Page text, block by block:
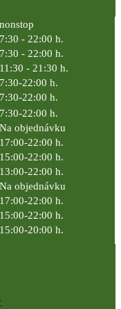
nonstop
7:30 - 22:00 h.
7:30 - 22:00 h.
11:30 - 21:30 h.
7:30-22:00 h.
7:30-22:00 h.
7:30-22:00 h.
Na objednávku
17:00-22:00 h.
15:00-22:00 h.
13:00-22:00 h.
Na objednávku
17:00-22:00 h.
15:00-22:00 h.
15:00-20:00 h.